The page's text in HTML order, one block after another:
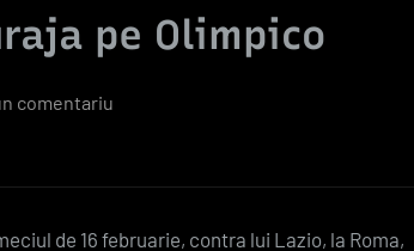
pe Olimpico
comentariu
700
de 16 februarie, contra lui Lazio, la Roma,